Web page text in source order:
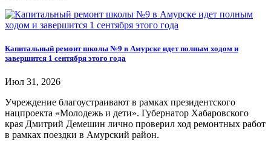
Капитальный ремонт школы №9 в Амурске идет полным ходом и
завершится 1 сентября этого года
Июл 31, 2026
Учреждение благоустраивают в рамках президентского
нацпроекта «Молодежь и дети». Губернатор Хабаровского
края Дмитрий Демешин лично проверил ход ремонтных работ
в рамках поездки в Амурский район.